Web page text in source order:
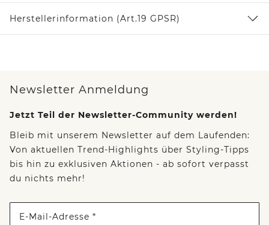
Herstellerinformation (Art.19 GPSR)
Newsletter Anmeldung
Jetzt Teil der Newsletter-Community werden!
Bleib mit unserem Newsletter auf dem Laufenden:
Von aktuellen Trend-Highlights über Styling-Tipps
bis hin zu exklusiven Aktionen - ab sofort verpasst
du nichts mehr!
E-Mail-Adresse *